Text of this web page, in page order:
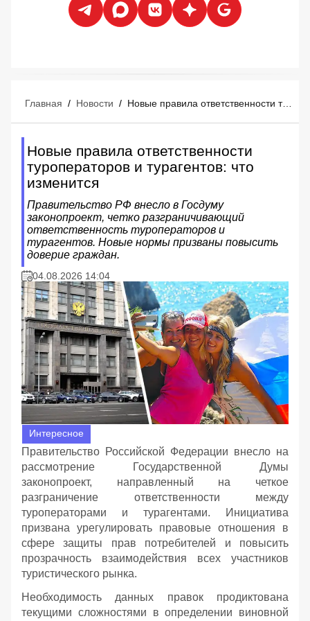
Главная / Новости / Новые правила ответственности туроператоров и турагентов: что изменится
Новые правила ответственности
туроператоров и турагентов: что
изменится
Правительство РФ внесло в Госдуму
законопроект, четко разграничивающий
ответственность туроператоров и
турагентов. Новые нормы призваны повысить
доверие граждан.
04.08.2026 14:04
Интересное
Правительство Российской Федерации внесло на
рассмотрение Государственной Думы
законопроект, направленный на четкое
разграничение ответственности между
туроператорами и турагентами. Инициатива
призвана урегулировать правовые отношения в
сфере защиты прав потребителей и повысить
прозрачность взаимодействия всех участников
туристического рынка.
Необходимость данных правок продиктована
текущими сложностями в определении виновной